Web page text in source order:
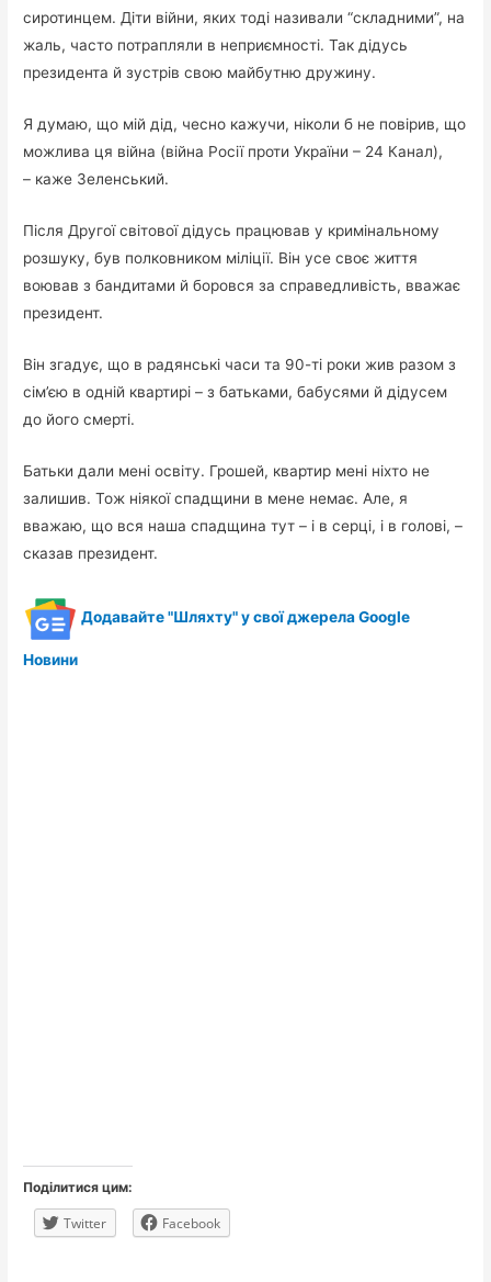
сиротинцем. Діти війни, яких тоді називали “складними”, на
жаль, часто потрапляли в неприємності. Так дідусь
президента й зустрів свою майбутню дружину.
Я думаю, що мій дід, чесно кажучи, ніколи б не повірив, що
можлива ця війна (війна Росії проти України – 24 Канал),
– каже Зеленський.
Після Другої світової дідусь працював у кримінальному
розшуку, був полковником міліції. Він усе своє життя
воював з бандитами й боровся за справедливість, вважає
президент.
Він згадує, що в радянські часи та 90-ті роки жив разом з
сім’єю в одній квартирі – з батьками, бабусями й дідусем
до його смерті.
Батьки дали мені освіту. Грошей, квартир мені ніхто не
залишив. Тож ніякої спадщини в мене немає. Але, я
вважаю, що вся наша спадщина тут – і в серці, і в голові, –
сказав президент.
Додавайте "Шляхту" у свої джерела Google
Новини
Поділитися цим:
Twitter Facebook